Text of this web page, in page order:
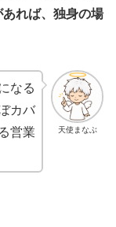
れば、独身の場
天使まなぶ
なる
カバ
営業